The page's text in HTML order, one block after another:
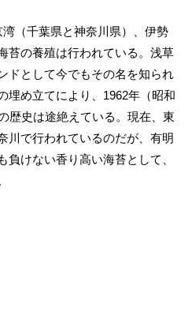
（千葉県と神奈川県）、伊勢
苔の養殖は行われている。浅草
ドとして今でもその名を知られ
埋め立てにより、1962年（昭和
歴史は途絶えている。現在、東
川で行われているのだが、有明
けない香り高い海苔として、